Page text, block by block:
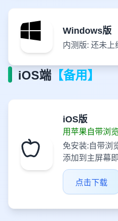
Windows版
内测版: 还未上
iOS端 【备用】
iOS版
用苹果自带浏
免安装:自带浏
添加到主屏幕
点击下载